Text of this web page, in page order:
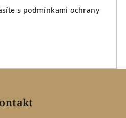
s podmínkami ochrany